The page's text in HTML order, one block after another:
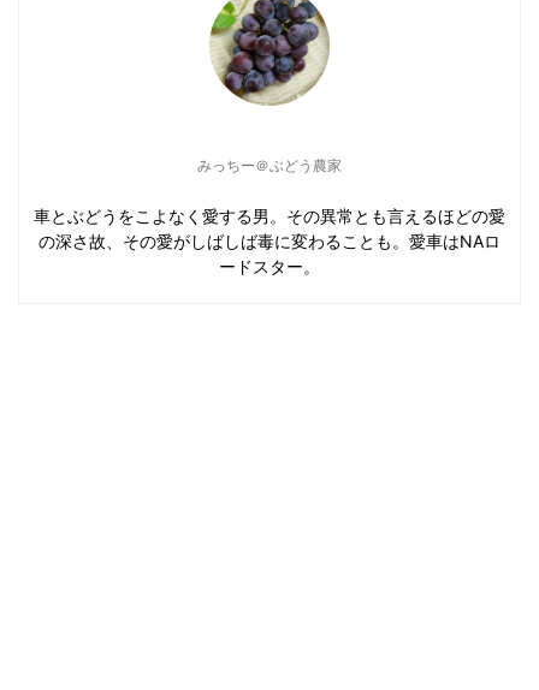
みっちー＠ぶどう農家
車とぶどうをこよなく愛する男。その異常とも言えるほどの愛
の深さ故、その愛がしばしば毒に変わることも。愛車はNAロ
ードスター。